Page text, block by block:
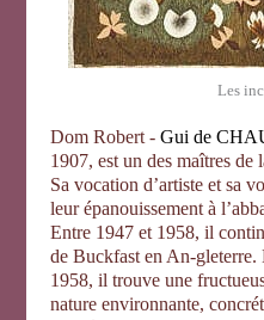
Les
Dom Robert -Gui de
1907, est un des maîtres de
Sa vocation d’artiste et sa
leur épanouissement à
Entre 1947 et 1958, il
de Buckfast en An-
1958, il trouve une
nature environnante,